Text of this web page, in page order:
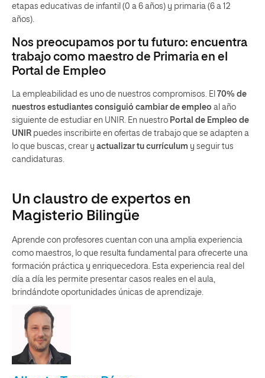
etapas educativas de infantil (0 a 6 años) y primaria (6 a 12
años).
Nos preocupamos por tu futuro: encuentra
trabajo como maestro de Primaria en el
Portal de Empleo
La empleabilidad es uno de nuestros compromisos. El 70% de
nuestros estudiantes consiguió cambiar de empleo al año
siguiente de estudiar en UNIR. En nuestro Portal de Empleo de
UNIR puedes inscribirte en ofertas de trabajo que se adapten a
lo que buscas, crear y actualizar tu currículum y seguir tus
candidaturas.
Un claustro de expertos en
Magisterio Bilingüe
Aprende con profesores cuentan con una amplia experiencia
como maestros, lo que resulta fundamental para ofrecerte una
formación práctica y enriquecedora. Esta experiencia real del
día a día les permite presentar casos reales en el aula,
brindándote oportunidades únicas de aprendizaje.